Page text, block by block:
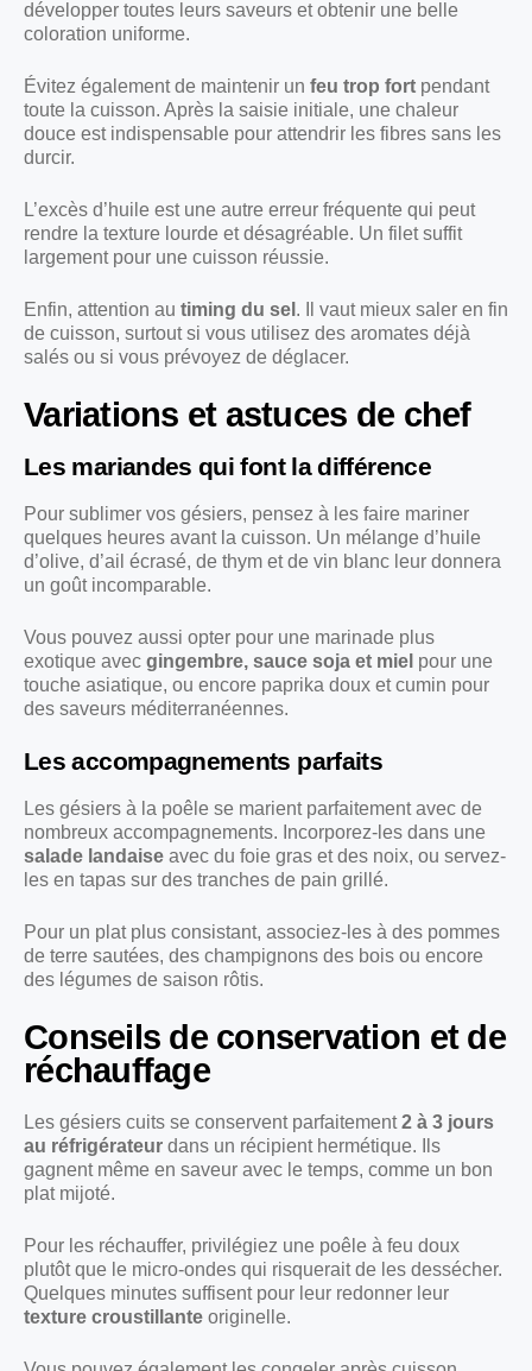
développer toutes leurs saveurs et obtenir une belle
coloration uniforme.
Évitez également de maintenir un feu trop fort pendant
toute la cuisson. Après la saisie initiale, une chaleur
douce est indispensable pour attendrir les fibres sans les
durcir.
L’excès d’huile est une autre erreur fréquente qui peut
rendre la texture lourde et désagréable. Un filet suffit
largement pour une cuisson réussie.
Enfin, attention au timing du sel . Il vaut mieux saler en fin
de cuisson, surtout si vous utilisez des aromates déjà
salés ou si vous prévoyez de déglacer.
Variations et astuces de chef
Les mariandes qui font la différence
Pour sublimer vos gésiers, pensez à les faire mariner
quelques heures avant la cuisson. Un mélange d’huile
d’olive, d’ail écrasé, de thym et de vin blanc leur donnera
un goût incomparable.
Vous pouvez aussi opter pour une marinade plus
exotique avec gingembre, sauce soja et miel pour une
touche asiatique, ou encore paprika doux et cumin pour
des saveurs méditerranéennes.
Les accompagnements parfaits
Les gésiers à la poêle se marient parfaitement avec de
nombreux accompagnements. Incorporez-les dans une
salade landaise avec du foie gras et des noix, ou servez-
les en tapas sur des tranches de pain grillé.
Pour un plat plus consistant, associez-les à des pommes
de terre sautées, des champignons des bois ou encore
des légumes de saison rôtis.
Conseils de conservation et de
réchauffage
Les gésiers cuits se conservent parfaitement2 à 3 jours
au réfrigérateur dans un récipient hermétique. Ils
gagnent même en saveur avec le temps, comme un bon
plat mijoté.
Pour les réchauffer, privilégiez une poêle à feu doux
plutôt que le micro-ondes qui risquerait de les dessécher.
Quelques minutes suffisent pour leur redonner leur
texture croustillante originelle.